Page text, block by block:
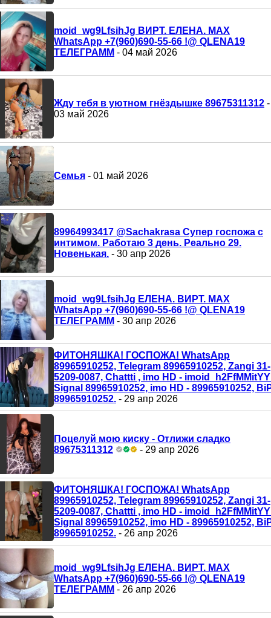
moid_wg9LfsihJg ВИРТ. ЕЛЕНА. MAX
WhatsApp +7(960)690-55-66 !@ QLENA19
ТЕЛЕГРАММ - 04 май 2026
Жду тебя в уютном гнёздышке 89675311312 -
03 май 2026
Семья - 01 май 2026
89964993417 @Sachakrasa Супер госпожа с
интимом. Работаю 3 день. Реально 29.
Новенькая. - 30 апр 2026
moid_wg9LfsihJg ЕЛЕНА. ВИРТ. MAX
WhatsApp +7(960)690-55-66 !@ QLENA19
ТЕЛЕГРАММ - 30 апр 2026
ФИТОНЯШКА! ГОСПОЖА! WhatsApp
89965910252, Telegram 89965910252, Zangi 31-
5209-0087, Chattti , imo HD -
Signal 89965910252, imo HD - 89965910252,
89965910252. - 29 апр 2026
Поцелуй мою киску - Отлижи сладко
89675311312
- 29 апр 2026
ФИТОНЯШКА! ГОСПОЖА! WhatsApp
89965910252, Telegram 89965910252, Zangi 31-
5209-0087, Chattti , imo HD -
Signal 89965910252, imo HD - 89965910252,
89965910252. - 26 апр 2026
moid_wg9LfsihJg ЕЛЕНА. ВИРТ. MAX
WhatsApp +7(960)690-55-66 !@ QLENA19
ТЕЛЕГРАММ - 26 апр 2026